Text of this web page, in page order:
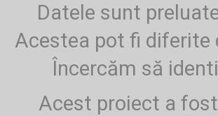
Datele sunt
Acestea pot fi diferite
Încercăm să
Acest proiect a